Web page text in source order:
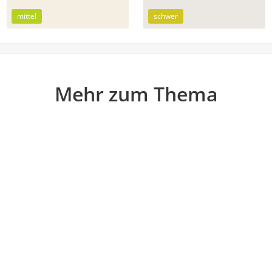
mittel schwer
Mehr zum Thema